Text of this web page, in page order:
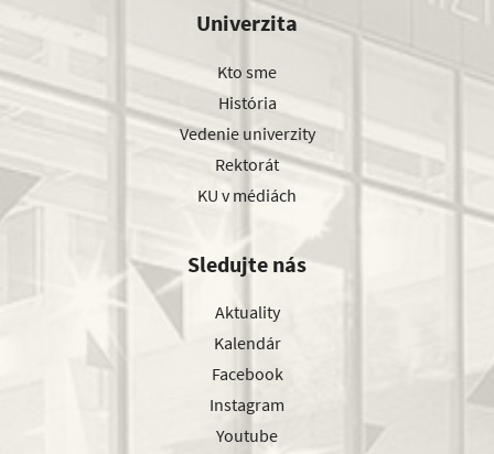
Univerzita
Kto sme
História
Vedenie univerzity
Rektorát
KU v médiách
Sledujte nás
Aktuality
Kalendár
Facebook
Instagram
Youtube